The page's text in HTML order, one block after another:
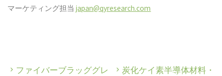
マーケティング担当japan@qyresearch.com
ファイバーブラッググレ
炭化ケイ素半導体材料・